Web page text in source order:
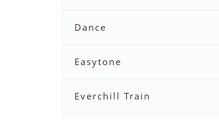
Dance
Easytone
Everchill Train